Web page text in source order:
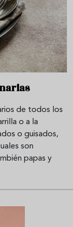
de todos los
o a la
o guisados,
son
papas y